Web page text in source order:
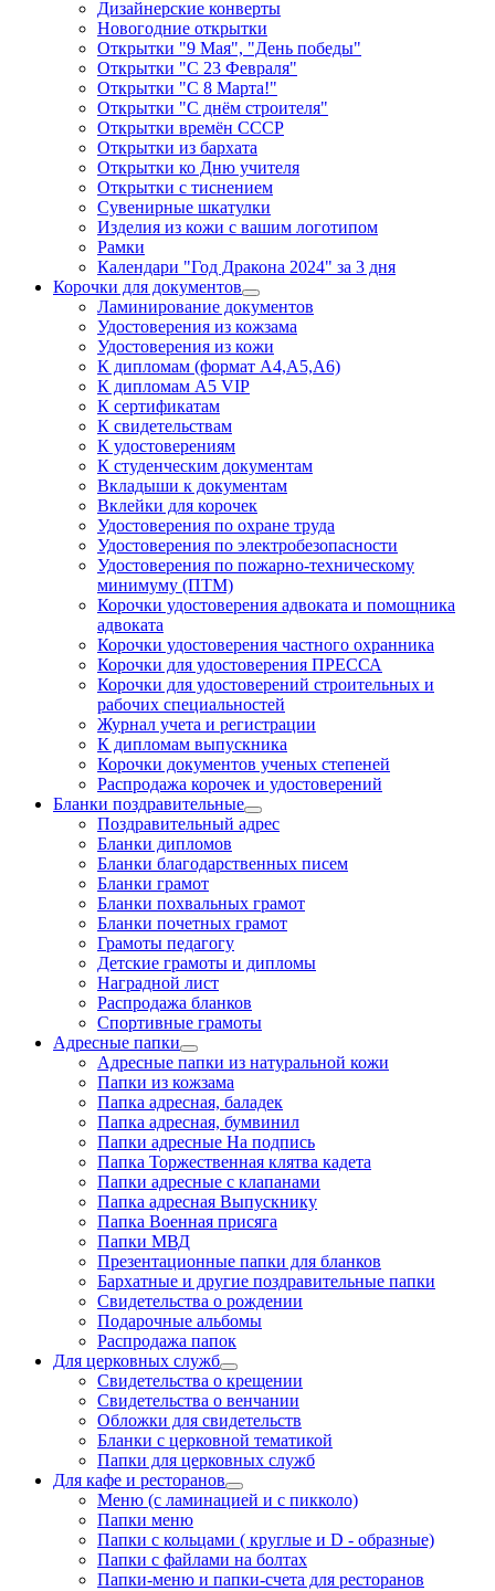
Дизайнерские конверты
Новогодние открытки
Открытки "9 Мая", "День победы"
Открытки "С 23 Февраля"
Открытки "С 8 Марта!"
Открытки "С днём строителя"
Открытки времён СССР
Открытки из бархата
Открытки ко Дню учителя
Открытки с тиснением
Сувенирные шкатулки
Изделия из кожи с вашим логотипом
Рамки
Календари "Год Дракона 2024" за 3 дня
Корочки для документов
Ламинирование документов
Удостоверения из кожзама
Удостоверения из кожи
К дипломам (формат А4,А5,А6)
К дипломам А5 VIP
К сертификатам
К свидетельствам
К удостоверениям
К студенческим документам
Вкладыши к документам
Вклейки для корочек
Удостоверения по охране труда
Удостоверения по электробезопасности
Удостоверения по пожарно-техническому
минимуму (ПТМ)
Корочки удостоверения адвоката и помощника
адвоката
Корочки удостоверения частного охранника
Корочки для удостоверения ПРЕССА
Корочки для удостоверений строительных и
рабочих специальностей
Журнал учета и регистрации
К дипломам выпускника
Корочки документов ученых степеней
Распродажа корочек и удостоверений
Бланки поздравительные
Поздравительный адрес
Бланки дипломов
Бланки благодарственных писем
Бланки грамот
Бланки похвальных грамот
Бланки почетных грамот
Грамоты педагогу
Детские грамоты и дипломы
Наградной лист
Распродажа бланков
Спортивные грамоты
Адресные папки
Адресные папки из натуральной кожи
Папки из кожзама
Папка адресная, баладек
Папка адресная, бумвинил
Папки адресные На подпись
Папка Торжественная клятва кадета
Папки адресные с клапанами
Папка адресная Выпускнику
Папка Военная присяга
Папки МВД
Презентационные папки для бланков
Бархатные и другие поздравительные папки
Свидетельства о рождении
Подарочные альбомы
Распродажа папок
Для церковных служб
Свидетельства о крещении
Свидетельства о венчании
Обложки для свидетельств
Бланки с церковной тематикой
Папки для церковных служб
Для кафе и ресторанов
Меню (с ламинацией и с пикколо)
Папки меню
Папки с кольцами ( круглые и D - образные)
Папки с файлами на болтах
Папки-меню и папки-счета для ресторанов